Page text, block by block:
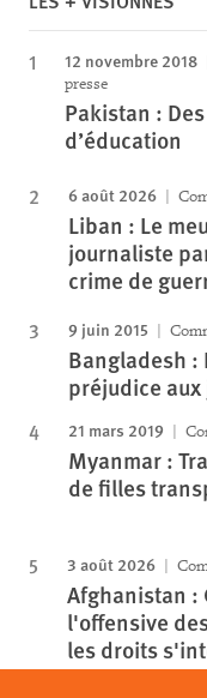
12 novembre 2018
presse
Pakistan :
d’éducation
6 août 2026
Liban : Le
journaliste
crime de
9 juin 2015
Bangladesh :
préjudice
21 mars 2019
Myanmar :
de filles
3 août 2026
Afghanistan :
l'offensive
les droits